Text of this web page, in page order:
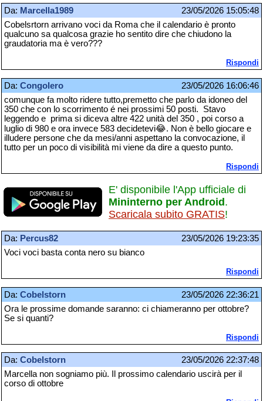
Da: Marcella1989
23/05/2026 15:05:48
Cobelsrtorn arrivano voci da Roma che il calendario è pronto
qualcuno sa qualcosa grazie ho sentito dire che chiudono la
graudatoria ma è vero???
Rispondi
Da: Congolero
23/05/2026 16:06:46
comunque fa molto ridere tutto,premetto che parlo da idoneo del
350 che con lo scorrimento é nei prossimi 50 posti. Stavo
leggendo e prima si diceva altre 422 unità del 350 , poi corso a
luglio di 980 e ora invece 583 decidetevi😂. Non è bello giocare e
illudere persone che da mesi/anni aspettano la convocazione, il
tutto per un poco di visibilità mi viene da dire a questo punto.
Rispondi
E' disponibile l'App ufficiale di
Mininterno per Android.
Scaricala subito GRATIS!
Da: Percus82
23/05/2026 19:23:35
Voci voci basta conta nero su bianco
Rispondi
Da: Cobelstorn
23/05/2026 22:36:21
Ora le prossime domande saranno: ci chiameranno per ottobre?
Se si quanti?
Rispondi
Da: Cobelstorn
23/05/2026 22:37:48
Marcella non sogniamo più. Il prossimo calendario uscirà per il
corso di ottobre